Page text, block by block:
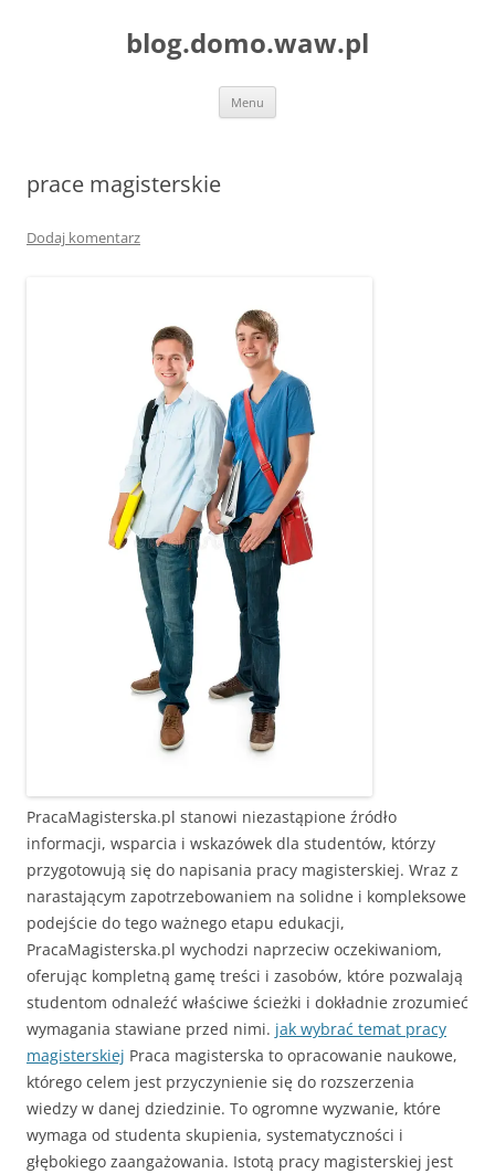
blog.domo.waw.pl
Menu
prace magisterskie
Dodaj komentarz
PracaMagisterska.pl stanowi niezastąpione źródło
informacji, wsparcia i wskazówek dla studentów, którzy
przygotowują się do napisania pracy magisterskiej. Wraz z
narastającym zapotrzebowaniem na solidne i kompleksowe
podejście do tego ważnego etapu edukacji,
PracaMagisterska.pl wychodzi naprzeciw oczekiwaniom,
oferując kompletną gamę treści i zasobów, które pozwalają
studentom odnaleźć właściwe ścieżki i dokładnie zrozumieć
wymagania stawiane przed nimi. jak wybrać temat pracy
magisterskiej Praca magisterska to opracowanie naukowe,
którego celem jest przyczynienie się do rozszerzenia
wiedzy w danej dziedzinie. To ogromne wyzwanie, które
wymaga od studenta skupienia, systematyczności i
głębokiego zaangażowania. Istotą pracy magisterskiej jest